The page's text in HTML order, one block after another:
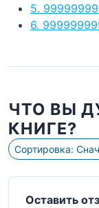
5.
6.
ЧТО ВЫ
КНИГЕ?
Оставить